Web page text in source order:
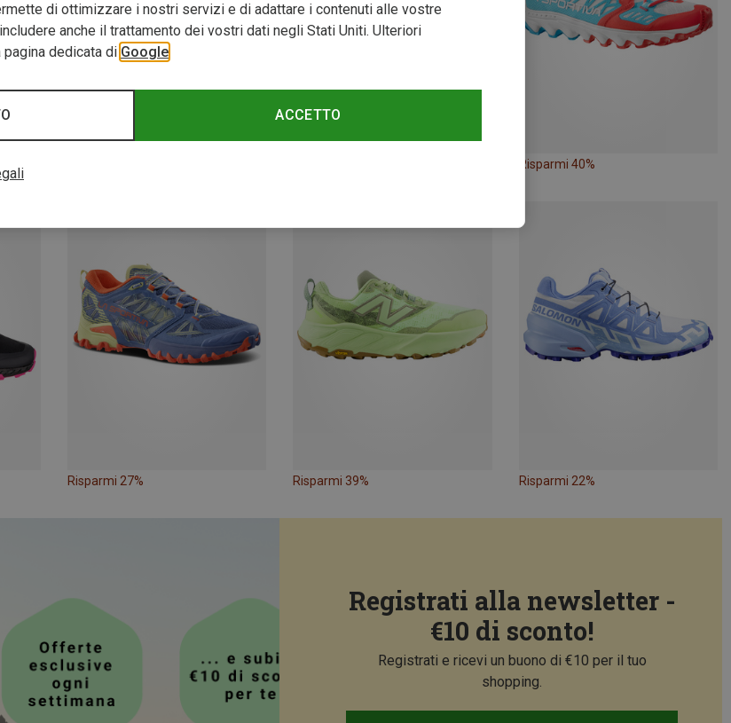
Risparmi 40%
Risparmi 27% Risparmi 39% Risparmi 22%
Registrati alla newsletter -
€10 di sconto!
Registrati e ricevi un buono di €10 per il tuo
shopping.
di ottimizzare i nostri servizi e di adattare i contenuti alle vostre
anche il trattamento dei vostri dati negli Stati Uniti. Ulteriori
dedicata di Google
ACCETTO